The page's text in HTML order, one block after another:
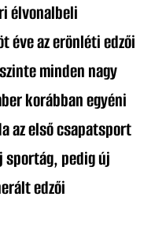
élvonalbeli
az erönléti edzői
minden nagy
korábban egyéni
az első csapatsport
sportág, pedig új
edzői